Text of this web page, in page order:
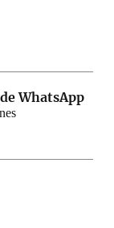
WhatsApp